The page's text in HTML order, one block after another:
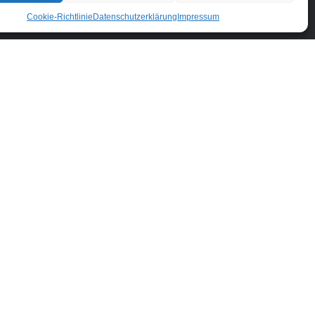
Cookie-Richtlinie Datenschutzerklärung Impressum